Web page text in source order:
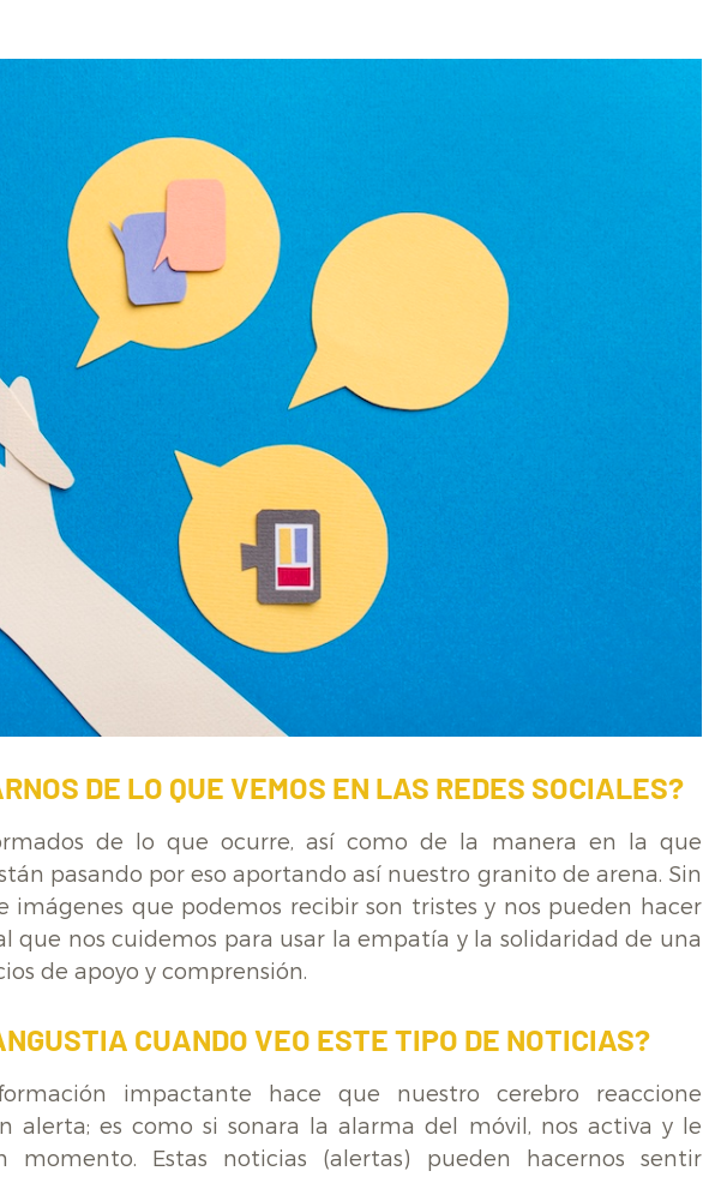
DE LO QUE VEMOS EN LAS REDES SOCIALES?
de lo que ocurre, así como de la manera en la que
pasando por eso aportando así nuestro granito de arena. Sin
imágenes que podemos recibir son tristes y nos pueden hacer
que nos cuidemos para usar la empatía y la solidaridad de una
de apoyo y comprensión.
CUANDO VEO ESTE TIPO DE NOTICIAS?
impactante hace que nuestro cerebro reaccione
alerta; es como si sonara la alarma del móvil, nos activa y le
momento. Estas noticias (alertas) pueden hacernos sentir